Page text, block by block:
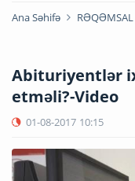
Ana Səhifə RƏQƏMSAL
Abituriyentlər
etməli?-Video
01-08-2017 10:15